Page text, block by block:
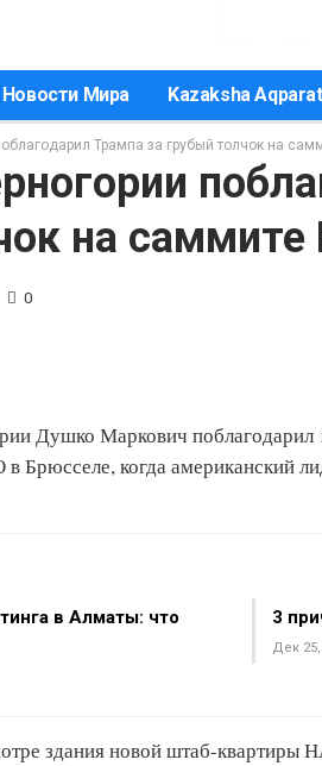
Новости Мира Kazaksha Aqparat
Трампа за грубый толчок на
на
0
Душко Маркович
Брюсселе, когда американский
в Алматы: что
3
Дек 25,
здания новой штаб-квартиры